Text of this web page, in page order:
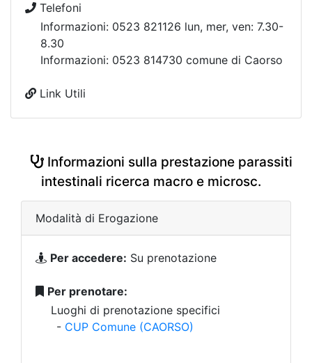
Telefoni
Informazioni: 0523 821126 lun, mer, ven: 7.30-
8.30
Informazioni: 0523 814730 comune di Caorso
Link Utili
Informazioni sulla prestazione parassiti
intestinali ricerca macro e microsc.
Modalità di Erogazione
Per accedere: Su prenotazione
Per prenotare:
Luoghi di prenotazione specifici
- CUP Comune (CAORSO)